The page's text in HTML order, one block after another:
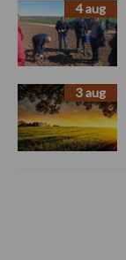
4 aug
3 aug